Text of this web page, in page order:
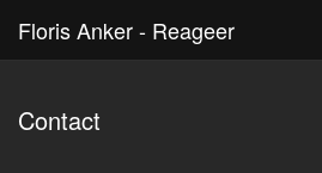
Floris Anker - Reageer
Contact